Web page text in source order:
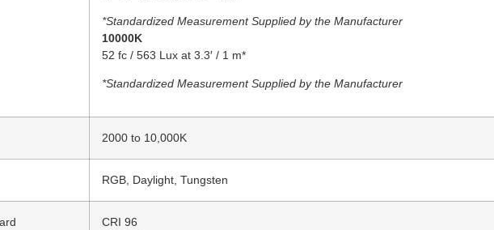
*Standardized Measurement Supplied by the Manufacturer
10000K
52 fc / 563 Lux at 3.3′ / 1 m*
*Standardized Measurement Supplied by the Manufacturer
2000 to 10,000K
RGB, Daylight, Tungsten
CRI 96